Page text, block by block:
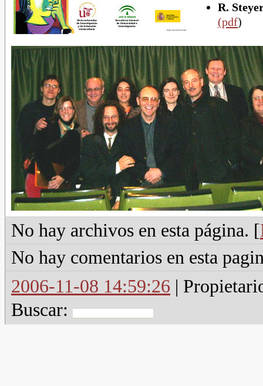
R.
(pdf)
No hay archivos en esta página. [
No hay comentarios en esta
2006-11-08 14:59:26 |
Buscar: